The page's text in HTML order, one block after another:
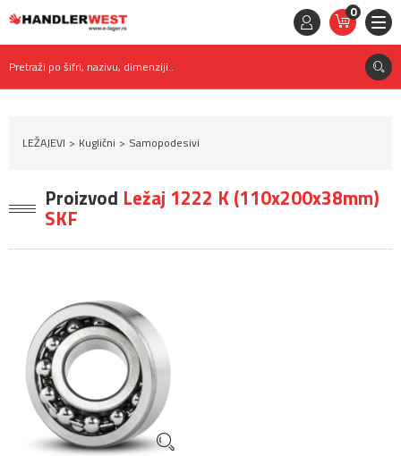
0
STAVKE
0,
RSD
Pretraži po šifri, nazivu, dimenziji..
LEŽAJEVI Kuglični Samopodesivi
Proizvod Ležaj 1222 K (110x200x38mm)
SKF